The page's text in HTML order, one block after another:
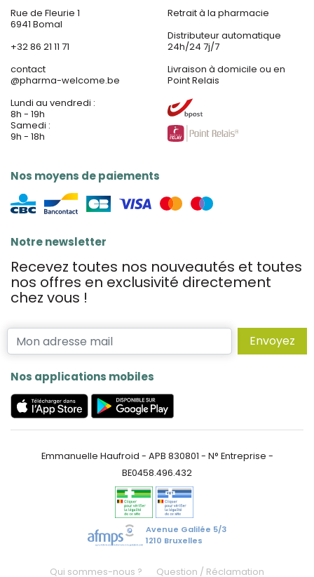
Rue de Fleurie 1
6941 Bomal
+32 86 21 11 71
contact
@pharma-welcome.be
Lundi au vendredi :
8h - 19h
Samedi :
9h - 18h
Nos moyens de paiements
Retrait à la pharmacie
Distributeur automatique
24h/24 7j/7
Livraison à domicile ou en
Point Relais
Notre newsletter
Recevez toutes nos nouveautés et toutes
nos offres en exclusivité directement
chez vous !
Envoyez
Nos applications mobiles
Emmanuelle Haufroid - APB 830801 - N° Entreprise -
BE0458.496.432
Avenue Galilée 5/3
1210 Bruxelles
Qui sommes-nous ? Question / Réclamation